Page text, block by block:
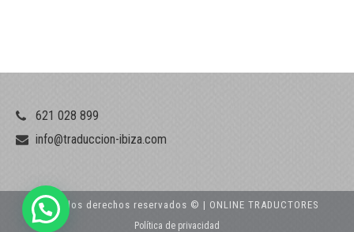
621 028 899
info@traduccion-ibiza.com
Todos los derechos reservados © | ONLINE TRADUCTORES
Política de privacidad